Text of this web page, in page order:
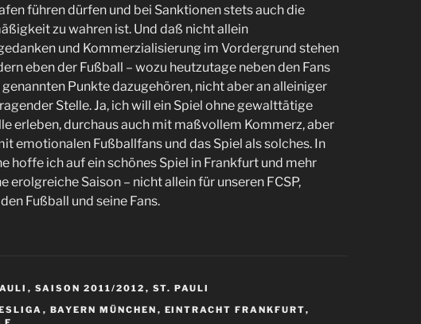
führen dürfen und bei Sanktionen stets auch die
zu wahren ist. Und daß nicht allein
und Kommerzialisierung im Vordergrund stehen
eben der Fußball – wozu heutzutage neben den Fans
Punkte dazugehören, nicht aber an alleiniger
Stelle. Ja, ich will ein Spiel ohne gewalttätige
erleben, durchaus auch mit maßvollem Kommerz, aber
emotionalen Fußballfans und das Spiel als solches. In
hoffe ich auf ein schönes Spiel in Frankfurt und mehr
erolgreiche Saison – nicht allein für unseren FCSP,
Fußball und seine Fans.
, SAISON 2011/2012 , ST. PAULI
, BAYERN MÜNCHEN , EINTRACHT FRANKFURT,